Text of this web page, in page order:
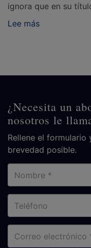
ignora que en su
Lee más
¿Necesita un
nosotros le
Rellene el formulario
brevedad posible.
electrónico